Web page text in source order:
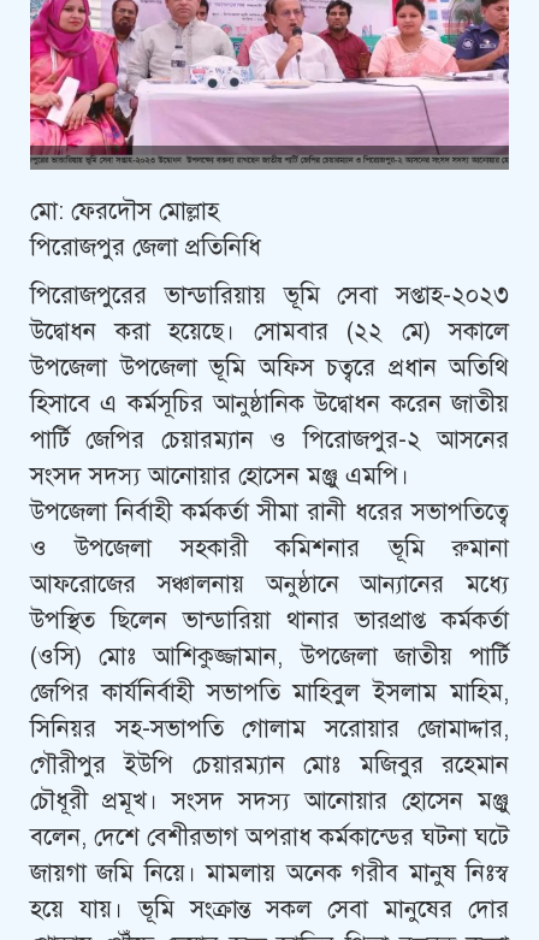
মো: ফেরদৌস মোল্লাহ
পিরোজপুর জেলা প্রতিনিধি
পিরোজপুরের ভান্ডারিয়ায় ভূমি সেবা সপ্তাহ-২০২৩
উদ্বোধন করা হয়েছে। সোমবার (২২ মে) সকালে
উপজেলা উপজেলা ভূমি অফিস চত্বরে প্রধান অতিথি
হিসাবে এ কর্মসূচির আনুষ্ঠানিক উদ্বোধন করেন জাতীয়
পার্টি জেপির চেয়ারম্যান ও পিরোজপুর-২ আসনের
সংসদ সদস্য আনোয়ার হোসেন মঞ্জু এমপি।
উপজেলা নির্বাহী কর্মকর্তা সীমা রানী ধরের সভাপতিত্বে
ও উপজেলা সহকারী কমিশনার ভূমি রুমানা
আফরোজের সঞ্চালনায় অনুষ্ঠানে আন্যানের মধ্যে
উপস্থিত ছিলেন ভান্ডারিয়া থানার ভারপ্রাপ্ত কর্মকর্তা
(ওসি) মোঃ আশিকুজ্জামান, উপজেলা জাতীয় পার্টি
জেপির কার্যনির্বাহী সভাপতি মাহিবুল ইসলাম মাহিম,
সিনিয়র সহ-সভাপতি গোলাম সরোয়ার জোমাদ্দার,
গৌরীপুর ইউপি চেয়ারম্যান মোঃ মজিবুর রহেমান
চৌধূরী প্রমূখ। সংসদ সদস্য আনোয়ার হোসেন মঞ্জু
বলেন, দেশে বেশীরভাগ অপরাধ কর্মকান্ডের ঘটনা ঘটে
জায়গা জমি নিয়ে। মামলায় অনেক গরীব মানুষ নিঃস্ব
হয়ে যায়। ভূমি সংক্রান্ত সকল সেবা মানুষের দোর